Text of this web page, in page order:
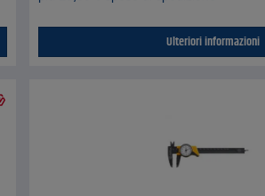
Ulteriori informazioni